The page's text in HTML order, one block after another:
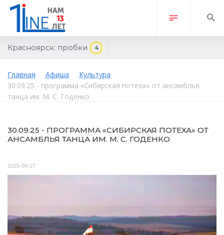
Красноярск: пробки 4
Главная Афиша
Культура
30.09.25 - программа «Сибирская потеха» от ансамблья
танца им. М. С. Годенко
30.09.25 - ПРОГРАММА «СИБИРСКАЯ ПОТЕХА» ОТ
АНСАМБЛЬЯ ТАНЦА ИМ. М. С. ГОДЕНКО
2025-09-27